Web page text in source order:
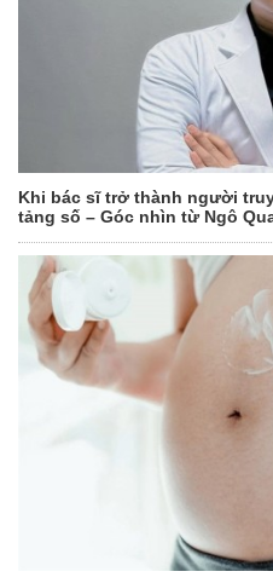
Khi bác sĩ trở thành người
tảng số – Góc nhìn từ Ngô